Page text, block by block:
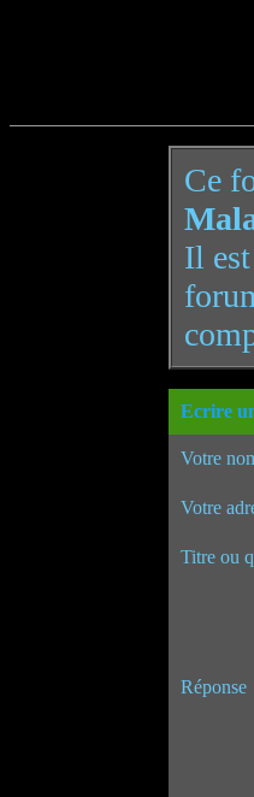
Ce
Il
Ecrire
Votre
Votre
Titre ou
Réponse